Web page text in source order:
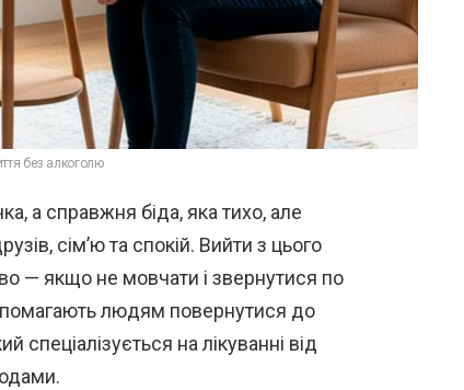
без алкоголю
а справжня біда, яка тихо, але
сім’ю та спокій. Вийти з цього
— якщо не мовчати і звернутися по
людям повернутися до
спеціалізується на лікуванні від